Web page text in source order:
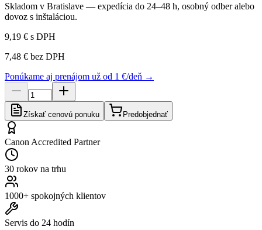
Skladom v Bratislave — expedícia do 24–48 h, osobný odber alebo
dovoz s inštaláciou.
9,19 € s DPH
7,48 € bez DPH
Ponúkame aj prenájom už od 1 €/deň →
Získať cenovú ponuku Predobjednať
Canon Accredited Partner
30 rokov na trhu
1000+ spokojných klientov
Servis do 24 hodín